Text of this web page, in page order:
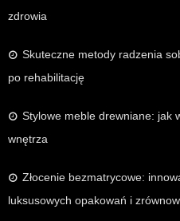
zdrowia
Skuteczne metody radzenia
po rehabilitację
Stylowe meble drewniane: jak
wnętrza
Złocenie bezmatrycowe:
luksusowych opakowań i